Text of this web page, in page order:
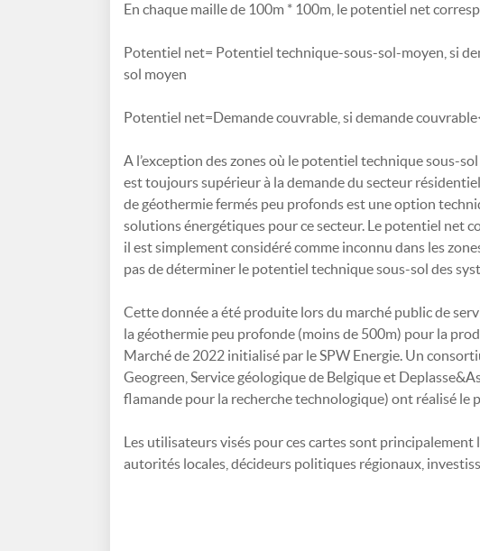
En chaque maille de 100m * 100m, le potentiel net
Potentiel net= Potentiel technique-sous-sol-moyen, si
sol moyen
Potentiel net=Demande couvrable, si demande
A l’exception des zones où le potentiel technique sous-
est toujours supérieur à la demande du secteur
de géothermie fermés peu profonds est une option
solutions énergétiques pour ce secteur. Le potentiel net
il est simplement considéré comme inconnu dans les
pas de déterminer le potentiel technique sous-sol des
Cette donnée a été produite lors du marché public de
la géothermie peu profonde (moins de 500m) pour la
Marché de 2022 initialisé par le SPW Energie. Un
Geogreen, Service géologique de Belgique et
flamande pour la recherche technologique) ont réalisé le
Les utilisateurs visés pour ces cartes sont principalement
autorités locales, décideurs politiques régionaux,